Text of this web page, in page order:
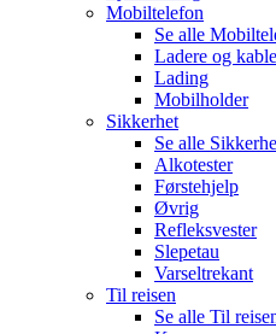
Mobiltelefon
Se alle
Ladere og
Lading
Mobilholder
Sikkerhet
Se alle
Alkotester
Førstehjelp
Øvrig
Refleksvester
Slepetau
Varseltrekant
Til reisen
Se alle Til